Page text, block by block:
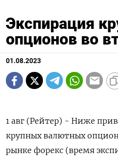
Экспирация
опционов во
01.08.2023
1 авг (Рейтер) - Ниже
крупных валютных
рынке форекс (время